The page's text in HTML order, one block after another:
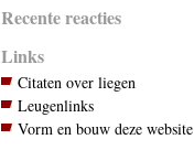
Recente reacties
Links
Citaten over liegen
Leugenlinks
Vorm en bouw deze website